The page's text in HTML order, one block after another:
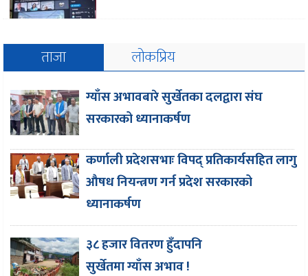
ताजा लोकप्रिय
ग्याँस अभावबारे सुर्खेतका दलद्वारा संघ
सरकारको ध्यानाकर्षण
कर्णाली प्रदेशसभाः विपद् प्रतिकार्यसहित लागु
औषध नियन्त्रण गर्न प्रदेश सरकारको
ध्यानाकर्षण
३८ हजार वितरण हुँदापनि
सुर्खेतमा ग्याँस अभाव !